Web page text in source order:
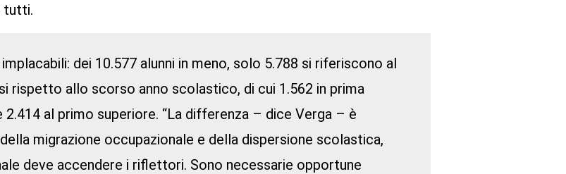
tutti.
dei 10.577 alunni in meno, solo 5.788 si riferiscono al
rispetto allo scorso anno scolastico, di cui 1.562 in prima
2.414 al primo superiore. “La differenza – dice Verga – è
migrazione occupazionale e della dispersione scolastica,
deve accendere i riflettori. Sono necessarie opportune